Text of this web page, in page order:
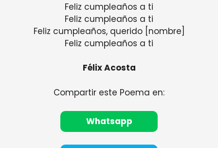
Feliz cumpleaños a ti
Feliz cumpleaños a ti
Feliz cumpleaños, querido [nombre]
Feliz cumpleaños a ti
Félix Acosta
Compartir este Poema en:
Whatsapp